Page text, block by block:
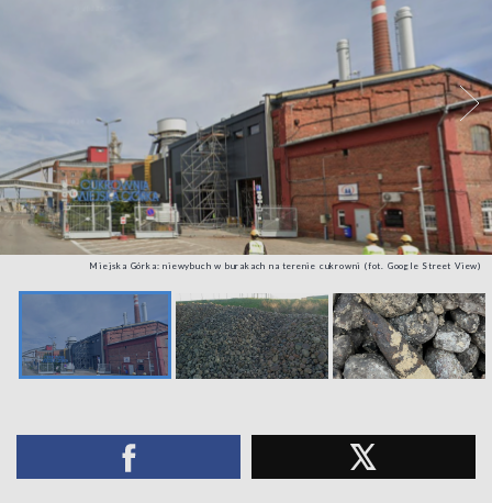
Miejska Górka: niewybuch w burakach na terenie cukrowni (fot. Google Street View)